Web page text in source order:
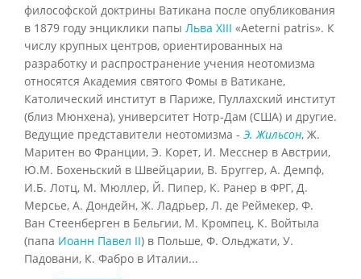
философской доктрины Ватикана после опубликования
в 1879 году энциклики папы Льва XIII «Aeterni patris». К
числу крупных центров, ориентированных на
разработку и распространение учения неотомизма
относятся Академия святого Фомы в Ватикане,
Католический институт в Париже, Пуллахский институт
(близ Мюнхена), университет Нотр-Дам (США) и другие.
Ведущие представители неотомизма - Э. Жильсон, Ж.
Маритен во Франции, Э. Корет, И. Месснер в Австрии,
Ю.М. Бохеньский в Швейцарии, В. Бруггер, А. Демпф,
И.Б. Лотц, М. Мюллер, Й. Пипер, К. Ранер в ФРГ, Д.
Мерсье, А. Дондейн, Ж. Ладрьер, Л. де Реймекер, Ф.
Ван Стеенберген в Бельгии, М. Кромпец, К. Войтыла
(папа Иоанн Павел II) в Польше, Ф. Ольджати, У.
Падовани, К. Фабро в Италии...